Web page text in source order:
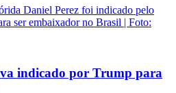
indicado por Trump para